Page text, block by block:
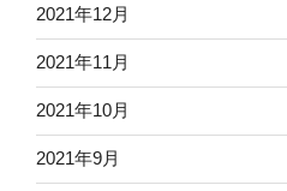
2021年12月
2021年11月
2021年10月
2021年9月